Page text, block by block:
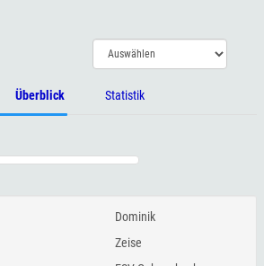
Überblick Statistik
Dominik
Zeise